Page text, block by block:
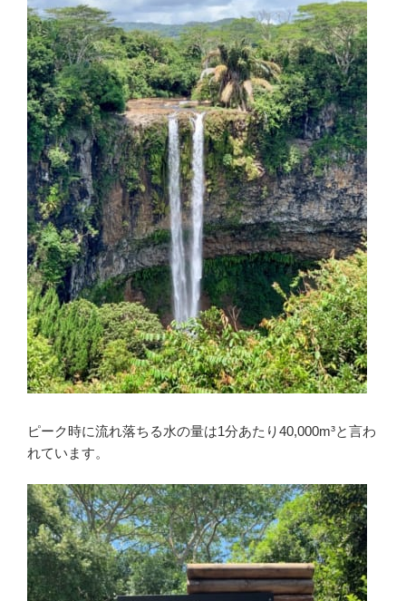
ピーク時に流れ落ちる水の量は1分あたり40,000m³と言わ
れています。